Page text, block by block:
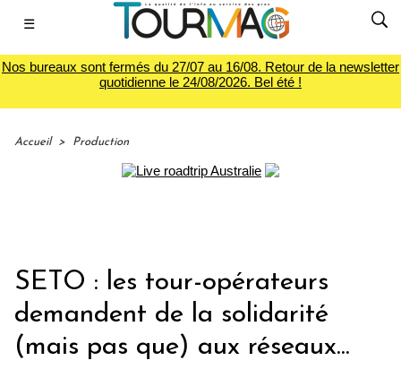
☰
Nos bureaux sont fermés du 27/07 au 16/08. Retour de la newsletter
quotidienne le 24/08/2026. Bel été !
Accueil > Production
SETO : les tour-opérateurs
demandent de la solidarité
(mais pas que) aux réseaux...